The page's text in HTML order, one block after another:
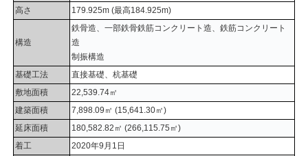
高さ
179.925m (最高184.925m)
構造
鉄骨造、一部鉄骨鉄筋コンクリート造、鉄筋コンクリート
造
制振構造
基礎工法
直接基礎、杭基礎
敷地面積
22,539.74㎡
建築面積
7,898.09㎡ (15,641.30㎡)
延床面積
180,582.82㎡ (266,115.75㎡)
着工
2020年9月1日